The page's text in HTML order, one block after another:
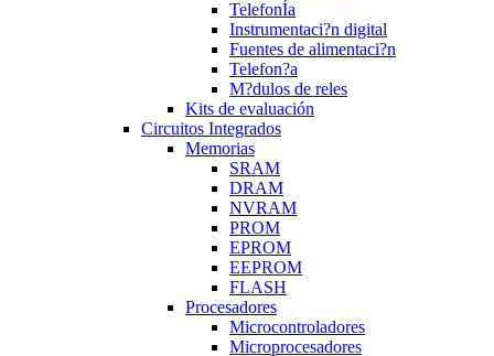
TelefonÍa
Instrumentaci?n digital
Fuentes de alimentaci?n
Telefon?a
M?dulos de reles
Kits de evaluación
Circuitos Integrados
Memorias
SRAM
DRAM
NVRAM
PROM
EPROM
EEPROM
FLASH
Procesadores
Microcontroladores
Microprocesadores